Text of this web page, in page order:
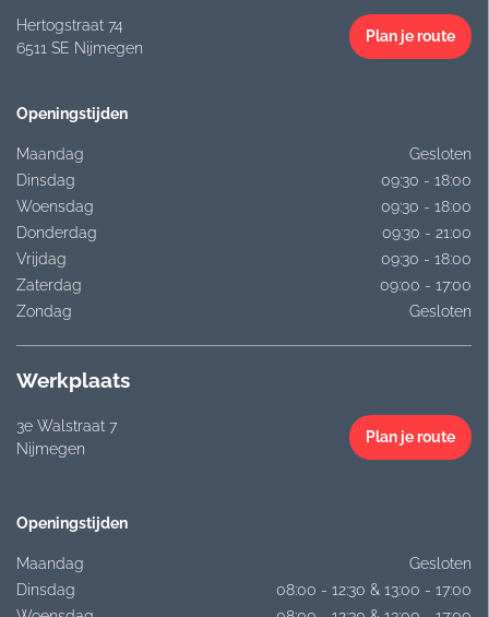
Hertogstraat 74
6511 SE Nijmegen
Plan je route
Openingstijden
Maandag
Gesloten
Dinsdag
09:30 - 18:00
Woensdag
09:30 - 18:00
Donderdag
09:30 - 21:00
Vrijdag
09:30 - 18:00
Zaterdag
09:00 - 17:00
Zondag
Gesloten
Werkplaats
3e Walstraat 7
Nijmegen
Plan je route
Openingstijden
Maandag
Gesloten
Dinsdag
08:00 - 12:30 & 13:00 - 17:00